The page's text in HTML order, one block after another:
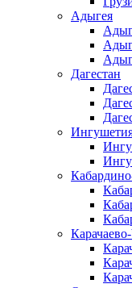
Адыгея
Дагестан